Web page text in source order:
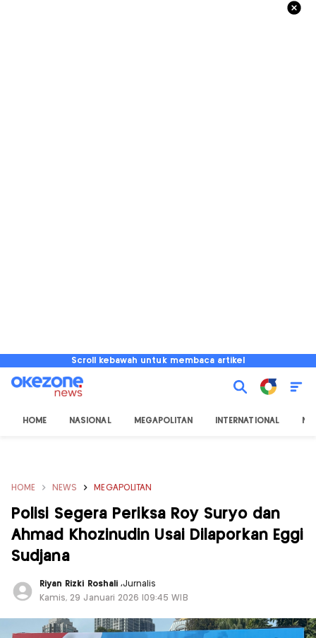
Scroll kebawah untuk membaca artikel
HOME NASIONAL MEGAPOLITAN INTERNATIONAL
HOME NEWS MEGAPOLITAN
Polisi Segera Periksa Roy Suryo dan
Ahmad Khozinudin Usai Dilaporkan Eggi
Sudjana
Riyan Rizki Roshali ,Jurnalis
Kamis, 29 Januari 2026 |09:45 WIB